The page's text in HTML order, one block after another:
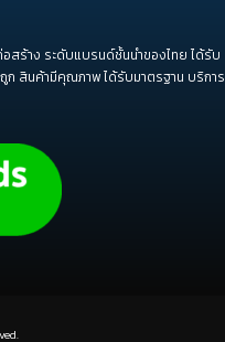
สร้าง ระดับแบรนด์ชั้นนำของไทย ได้รับ
ถูก สินค้ามีคุณภาพ ได้รับมาตรฐาน บริการ